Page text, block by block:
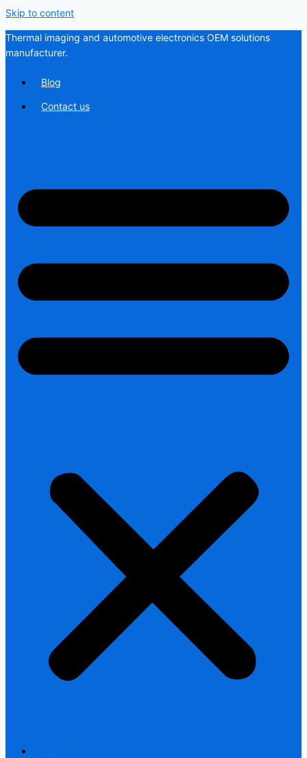
Skip to content
Thermal imaging and automotive electronics OEM solutions
manufacturer.
Blog
Contact us